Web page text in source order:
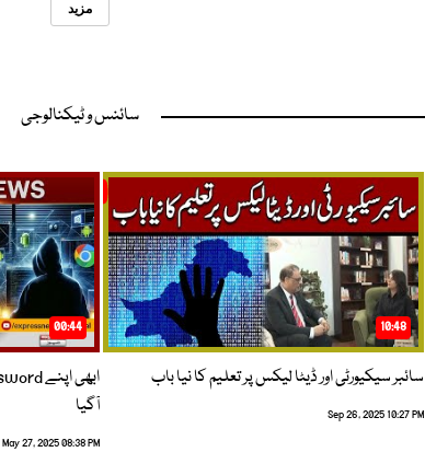
مزید
سائنس و ٹیکنالوجی
10:48
سائبر سیکیورٹی اور ڈیٹا لیکس پر تعلیم کا نیا باب
Sep 26, 2025 10:27 PM
00:44
آگیا
May 27, 2025 08:38 PM